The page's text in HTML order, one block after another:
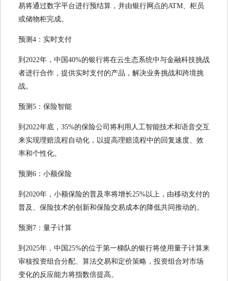
易将通过数字平台进行预结算，并由银行网点的ATM、柜员
或储物柜完成。
预测4：实时支付
到2022年，中国40%的银行将在云生态系统中与金融科技挑战
者进行合作，提供实时支付的产品，解决业务挑战和跨境挑
战。
预测5：保险智能
到2022年底，35%的保险公司将利用人工智能技术和语音交互
来实现理赔流程自动化，以提高理赔流程中的回复速度、效
率和个性化。
预测6：小额保险
到2020年，小额保险的普及率将增长25%以上，由移动支付的
普及、保险技术的创新和保险交易成本的降低共同推动的。
预测7：量子计算
到2025年，中国25%的位于第一梯队的银行将使用量子计算来
审核投资组合分配、算法交易和定价策略，投资组合对市场
变化的反应能力将指数倍提高。